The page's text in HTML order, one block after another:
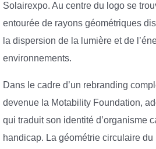
Solairexpo. Au centre du logo se
entourée de rayons géométriques
la dispersion de la lumière et de
environnements.
Dans le cadre d’un rebranding
devenue la Motability Foundation,
qui traduit son identité d’organisme
handicap. La géométrie circulaire